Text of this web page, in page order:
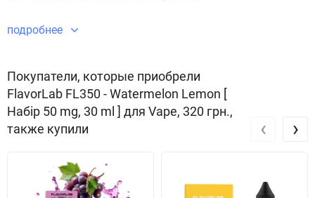
подробнее
Покупатели, которые приобрели
FlavorLab FL350 - Watermelon Lemon [
Набір 50 mg, 30 ml ] для Vape, 320 грн.,
также купили
‹ ›